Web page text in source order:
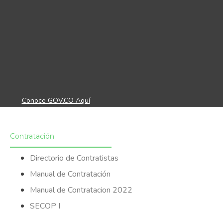
Conoce GOV.CO Aquí
Contratación
Directorio de Contratistas
Manual de Contratación
Manual de Contratacion 2022
SECOP I